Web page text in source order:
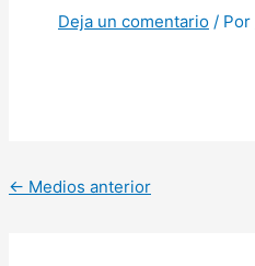
Deja un comentario / Por
← Medios anterior